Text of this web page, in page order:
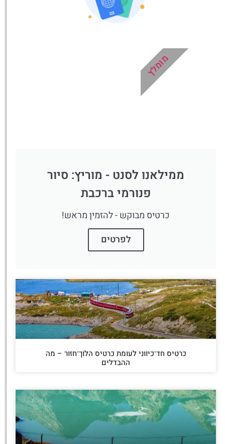
ממילאנו לסנט - מוריץ: סיור
פנורמי ברכבת
כרטיס מבוקש - להזמין מראש!
לפרטים
מומלץ
כרטיס חד־כיווני לעומת כרטיס הלוך־חזור – מה
ההבדלים